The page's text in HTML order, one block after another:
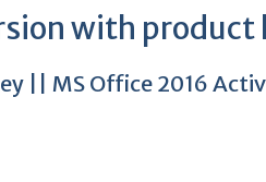
with product
|| MS Office 2016